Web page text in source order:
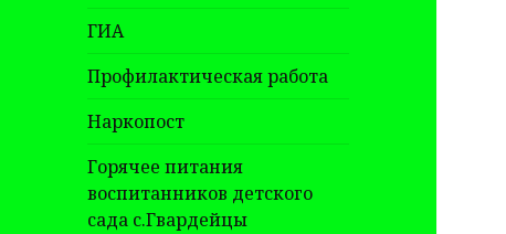
ГИА
Профилактическая работа
Наркопост
Горячее питания
воспитанников детского
сада с.Гвардейцы